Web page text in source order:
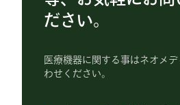
ださい。
医療機器に関する事はネオメ
わせください。